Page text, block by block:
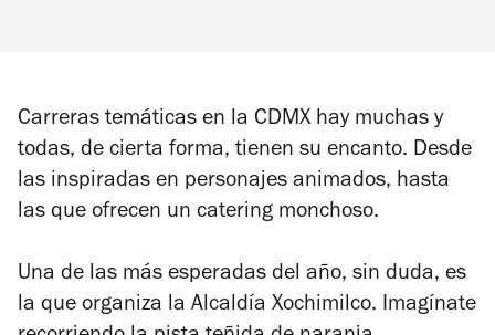
Carreras temáticas en la CDMX hay muchas y
todas, de cierta forma, tienen su encanto. Desde
las inspiradas en personajes animados, hasta
las que ofrecen un catering monchoso.
Una de las más esperadas del año, sin duda, es
la que organiza la Alcaldía Xochimilco. Imagínate